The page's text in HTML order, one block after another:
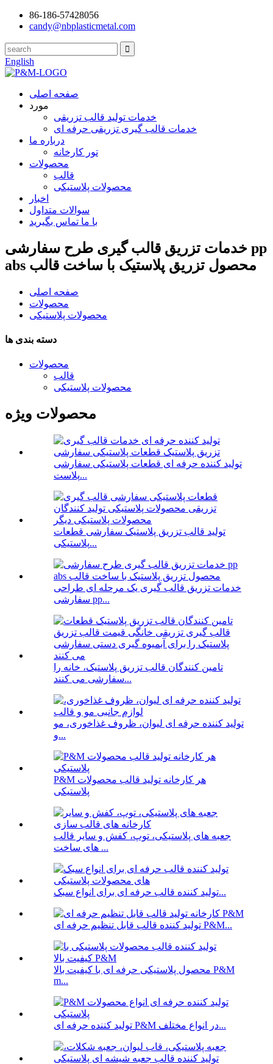
86-186-57428056
candy@nbplasticmetal.com
English
صفحه اصلی
مورد
خدمات تولید قالب تزریقی
خدمات قالب گیری تزریقی حرفه ای
درباره ما
تور کارخانه
محصولات
قالب
محصولات پلاستیکی
اخبار
سوالات متداول
با ما تماس بگیرید
خدمات تزریق قالب گیری طرح سفارشی pp
abs محصول تزریق پلاستیک با ساخت قالب
صفحه اصلی
محصولات
محصولات پلاستیکی
دسته بندی ها
محصولات
قالب
محصولات پلاستیکی
محصولات ویژه
تولید کننده حرفه ای قطعات پلاستیکی سفارشی
پلاست...
تولید قالب تزریق پلاستیک سفارشی قطعات
پلاستیکی...
خدمات تزریق قالب گیری یک مرحله ای طراحی
سفارشی pp...
تامین کنندگان قالب تزریق پلاستیک، خانه را
سفارشی می کنند...
تولید کننده حرفه ای لیوان، ظروف غذاخوری، مو
و...
P&M هر کارخانه تولید قالب محصولات
پلاستیکی
جعبه های پلاستیکی، توپ، کفش و سایر قالب
های ساخت ...
تولید کننده قالب حرفه ای برای انواع سبک...
تولید کننده قالب قابل تنظیم حرفه ای P&M...
محصول پلاستیکی حرفه ای با کیفیت بالا P&M
m...
تولید کننده حرفه ای P&M در انواع مختلف...